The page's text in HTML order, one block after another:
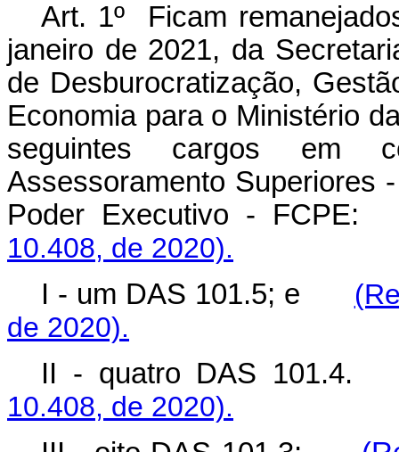
Art. 1º Ficam
janeiro de 2021, da
de Desburocratização,
Economia para o Ministério
seguintes cargos em
Assessoramento Superiores
Poder Executivo -
10.408, de 2020).
I - um DAS 101.5; e
de 2020).
II - quatro DAS
10.408, de 2020).